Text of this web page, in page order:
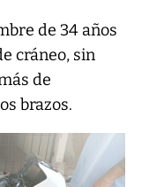
de 34 años
cráneo, sin
de
brazos.